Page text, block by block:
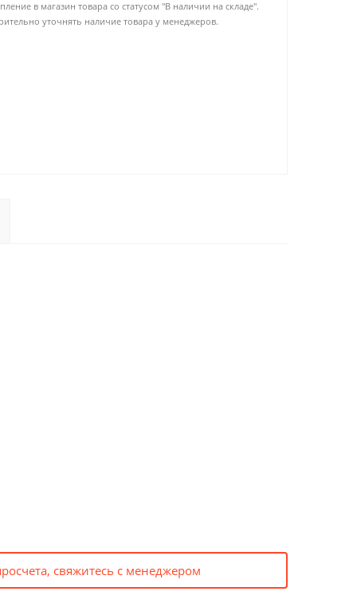
в магазин товара со статусом "В наличии на складе".
уточнять наличие товара у менеджеров.
свяжитесь с менеджером